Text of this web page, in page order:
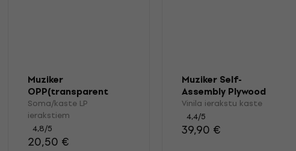
Muziker
OPP(transparent
plastic) Vinyl Record
Outer Sleeve Pack
100
Soma/kaste LP
ierakstiem
4,8/5
20,50 €
Muziker Self-
Assembly Plywood
Record Storage
Crate with wheels
Vinila ierakstu kaste
4,4/5
39,90 €